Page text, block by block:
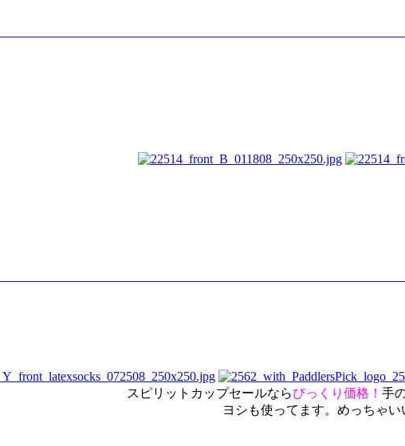
スピリットカップセールならびっくり価格！ 手
ヨシも使ってます。めっちゃい